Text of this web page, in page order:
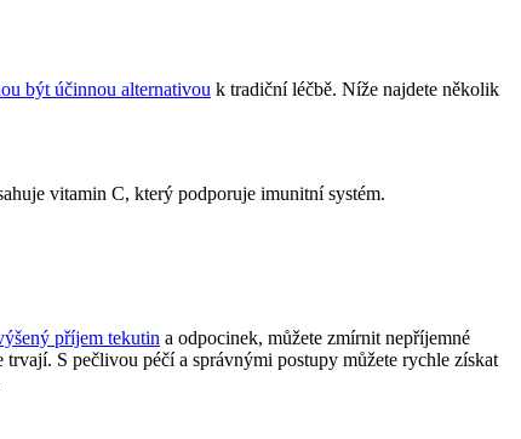
být účinnou alternativou k tradiční léčbě. Níže najdete několik
vitamin C, který podporuje imunitní systém.
příjem tekutin a odpocinek, můžete zmírnit nepříjemné
S pečlivou péčí a správnými postupy můžete rychle získat